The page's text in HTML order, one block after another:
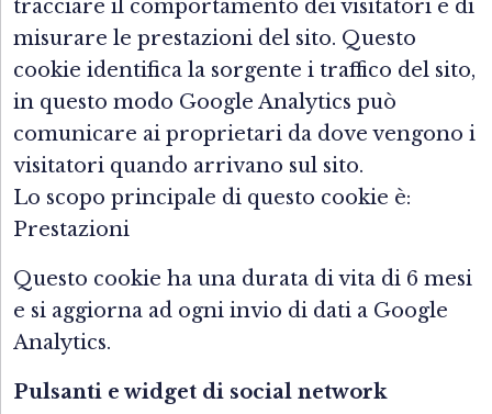
tracciare il comportamento dei visitatori e di
misurare le prestazioni del sito. Questo
cookie identifica la sorgente i traffico del sito,
in questo modo Google Analytics può
comunicare ai proprietari da dove vengono i
visitatori quando arrivano sul sito.
Lo scopo principale di questo cookie è:
Prestazioni
Questo cookie ha una durata di vita di 6 mesi
e si aggiorna ad ogni invio di dati a Google
Analytics.
Pulsanti e widget di social network